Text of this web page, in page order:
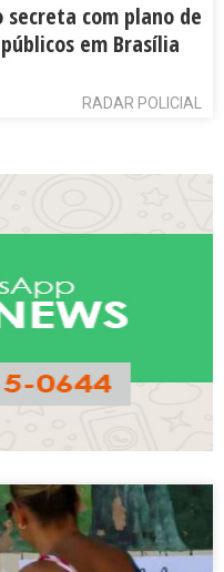
com plano de
em Brasília
RADAR POLICIAL